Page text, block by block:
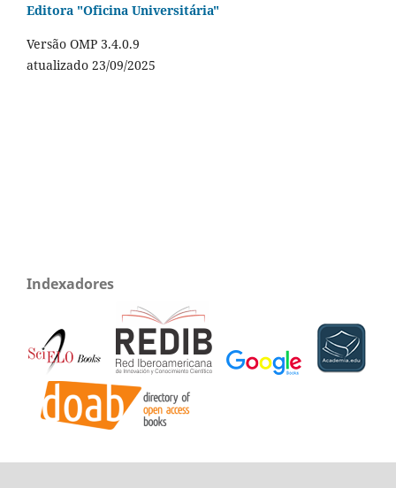
Editora "Oficina Universitária"
Versão OMP 3.4.0.9
atualizado 23/09/2025
Indexadores